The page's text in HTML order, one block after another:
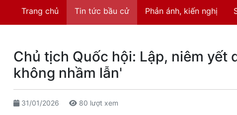
Trang chủ Tin tức bầu cử Phản ánh, kiến nghị
Chủ tịch Quốc hội: Lập, niêm
không nhầm lẫn'
31/01/2026 80 lượt xem